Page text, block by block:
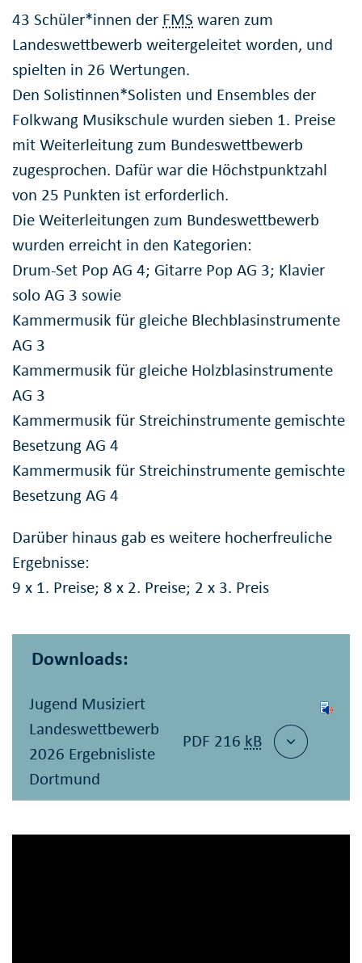
43 Schüler*innen der FMS waren zum
Landeswettbewerb weitergeleitet worden, und
spielten in 26 Wertungen.
Den Solistinnen*Solisten und Ensembles der
Folkwang Musikschule wurden sieben 1. Preise
mit Weiterleitung zum Bundeswettbewerb
zugesprochen. Dafür war die Höchstpunktzahl
von 25 Punkten ist erforderlich.
Die Weiterleitungen zum Bundeswettbewerb
wurden erreicht in den Kategorien:
Drum-Set Pop AG 4; Gitarre Pop AG 3; Klavier
solo AG 3 sowie
Kammermusik für gleiche Blechblasinstrumente
AG 3
Kammermusik für gleiche Holzblasinstrumente
AG 3
Kammermusik für Streichinstrumente gemischte
Besetzung AG 4
Kammermusik für Streichinstrumente gemischte
Besetzung AG 4
Darüber hinaus gab es weitere hocherfreuliche
Ergebnisse:
9 x 1. Preise; 8 x 2. Preise; 2 x 3. Preis
Downloads:
Jugend Musiziert
Landeswettbewerb
2026 Ergebnisliste
Dortmund
PDF 216 kB